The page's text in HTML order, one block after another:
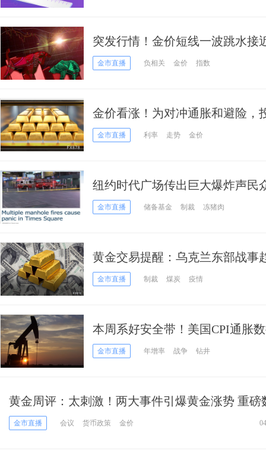
突发行情！金价短线一波跳水接
大关 中美10年期国债收益率12
金市直播 负相关 金价 指数
金价看涨！为对冲通胀和避险，
金市直播 利率 走势 金价
纽约时代广场传出巨大爆炸声民
限制 黄金看涨声高起
金市直播 储备基金 制裁 冻猪肉
黄金交易提醒：乌克兰东部战事
市金市直播 制裁 煤炭 疫情
本周系好安全带！美国CPI通胀
率决议 多名美联储官员谈话 黄
金市直播 年增率 战争 钻井
黄金周评：太刺激！两大事件引爆黄金涨势 重磅
踵而至、下周行情更劲爆？
金市直播 会议 货币政策 金价